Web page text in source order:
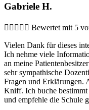
Gabriele H.
     Bewertet mit 5
Vielen Dank für dieses
Ich nehme viele
an meine
sehr sympathische
Fragen und Erklärungen.
Kniff. Ich buche bestimmt
und empfehle die Schule